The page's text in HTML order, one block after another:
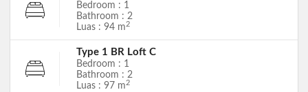
Bedroom : 1
Bathroom : 2
Luas : 94 m2
Type 1 BR Loft C
Bedroom : 1
Bathroom : 2
Luas : 97 m 2